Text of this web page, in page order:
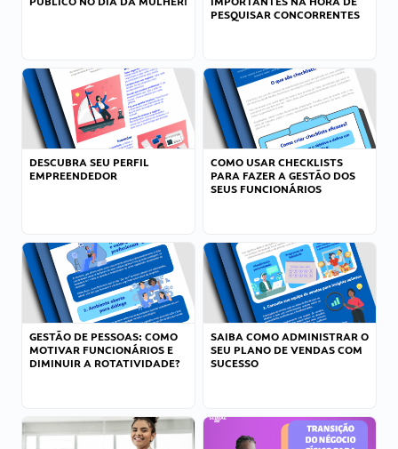
PESQUISAR CONCORRENTES
DESCUBRA SEU PERFIL
EMPREENDEDOR
COMO USAR CHECKLISTS
PARA FAZER A GESTÃO DOS
SEUS FUNCIONÁRIOS
GESTÃO DE PESSOAS: COMO
MOTIVAR FUNCIONÁRIOS E
DIMINUIR A ROTATIVIDADE?
SAIBA COMO ADMINISTRAR O
SEU PLANO DE VENDAS COM
SUCESSO